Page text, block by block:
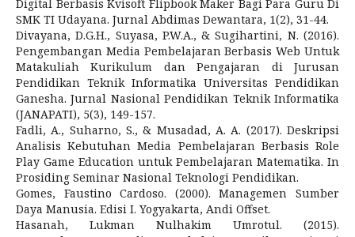
Digital Berbasis Kvisoft Flipbook Maker Bagi Para Guru Di
SMK TI Udayana. Jurnal Abdimas Dewantara, 1(2), 31-44.
Divayana, D.G.H., Suyasa, P.W.A., & Sugihartini, N. (2016).
Pengembangan Media Pembelajaran Berbasis Web Untuk
Matakuliah Kurikulum dan Pengajaran di Jurusan
Pendidikan Teknik Informatika Universitas Pendidikan
Ganesha. Jurnal Nasional Pendidikan Teknik Informatika
(JANAPATI), 5(3), 149-157.
Fadli, A., Suharno, S., & Musadad, A. A. (2017). Deskripsi
Analisis Kebutuhan Media Pembelajaran Berbasis Role
Play Game Education untuk Pembelajaran Matematika. In
Prosiding Seminar Nasional Teknologi Pendidikan.
Gomes, Faustino Cardoso. (2000). Managemen Sumber
Daya Manusia. Edisi I. Yogyakarta, Andi Offset.
Hasanah, Lukman Nulhakim Umrotul. (2015).